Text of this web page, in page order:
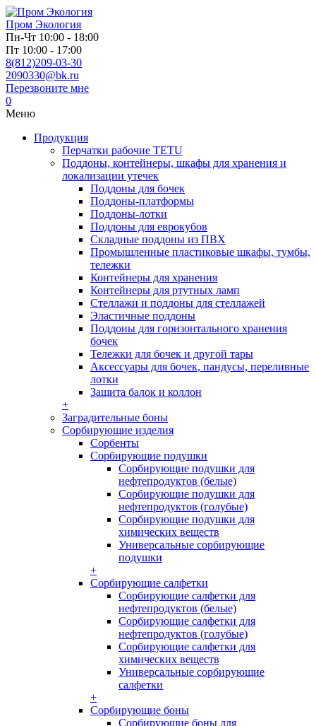
Пром Экология
Пн-Чт 10:00 - 18:00
Пт 10:00 - 17:00
8(812)209-03-30
2090330@bk.ru
Перезвоните мне
0
Меню
Продукция
Перчатки рабочие TETU
Поддоны, контейнеры, шкафы для хранения и
локализации утечек
Поддоны для бочек
Поддоны-платформы
Поддоны-лотки
Поддоны для еврокубов
Складные поддоны из ПВХ
Промышленные пластиковые шкафы, тумбы,
тележки
Контейнеры для хранения
Контейнеры для ртутных ламп
Стеллажи и поддоны для стеллажей
Эластичные поддоны
Поддоны для горизонтального хранения
бочек
Тележки для бочек и другой тары
Аксессуары для бочек, пандусы, переливные
лотки
Защита балок и коллон
+
Заградительные боны
Сорбирующие изделия
Сорбенты
Сорбирующие подушки
Сорбирующие подушки для
нефтепродуктов (белые)
Сорбирующие подушки для
нефтепродуктов (голубые)
Сорбирующие подушки для
химических веществ
Универсальные сорбирующие
подушки
+
Сорбирующие салфетки
Сорбирующие салфетки для
нефтепродуктов (белые)
Сорбирующие салфетки для
нефтепродуктов (голубые)
Сорбирующие салфетки для
химических веществ
Универсальные сорбирующие
салфетки
+
Сорбирующие боны
Сорбирующие боны для